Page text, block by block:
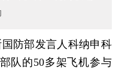
防部发言人科纳申科
队的50多架飞机参与